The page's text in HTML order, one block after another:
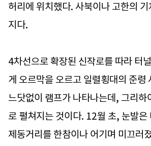
허리에 위치했다. 사북이나 고한의
지다.
4차선으로 확장된 신작로를 따라 터
게 오르막을 오르고 일렬횡대의 준령
느닷없이 램프가 나타나는데, 그리하
로 펼쳐지는 것이다. 12월 초, 눈발은
제동거리를 한참이나 어기며 미끄러